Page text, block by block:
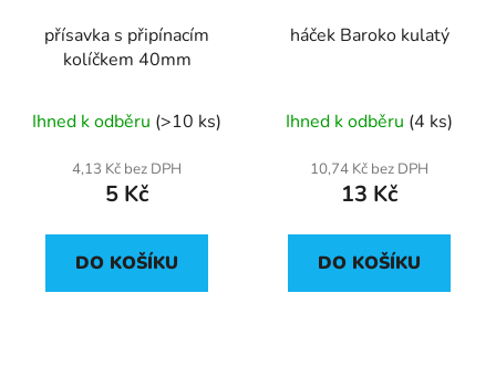
přísavka s připínacím
kolíčkem 40mm
Ihned k odběru (>10 ks)
4,13 Kč bez DPH
5 Kč
DO KOŠÍKU
háček Baroko kulatý
Ihned k odběru (4 ks)
10,74 Kč bez DPH
13 Kč
DO KOŠÍKU